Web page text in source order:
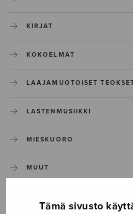
Tämä sivusto
KIRJAT
KOKOELMAT
LAAJAMUOTOISET
LASTENMUSIIKKI
MIESKUORO
MUUT